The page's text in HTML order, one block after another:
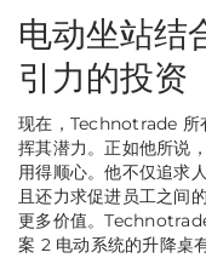
电动坐站结
引力的投资
现在，Technotrade 所
挥其潜力。正如他所说
用得顺心。他不仅追求
且还力求促进员工之间
更多价值。
案 2 电动系统的升降桌